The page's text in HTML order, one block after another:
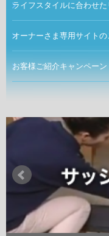
ライフスタイルに合わせた
オーナーさま専用サイトの
お客様ご紹介キャンペーン